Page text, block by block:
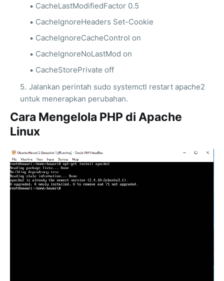
CacheLastModifiedFactor 0.5
CacheIgnoreHeaders Set-Cookie
CacheIgnoreCacheControl on
CacheIgnoreNoLastMod on
CacheStorePrivate off
Jalankan perintah sudo systemctl restart apache2
untuk menerapkan perubahan.
Cara Mengelola PHP di Apache
Linux